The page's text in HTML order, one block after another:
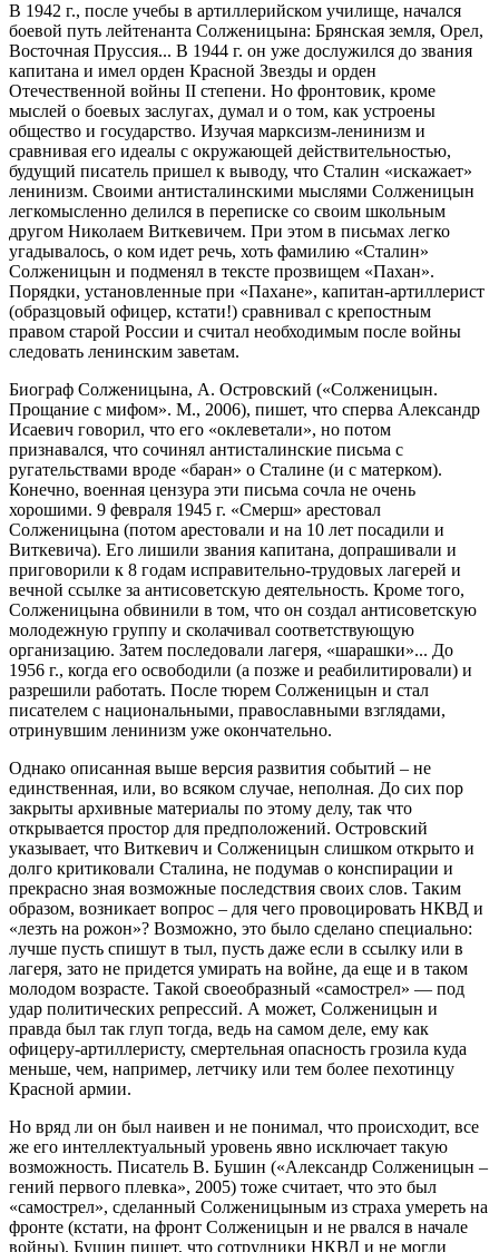
В 1942 г., после учебы в артиллерийском училище, начался
боевой путь лейтенанта Солженицына: Брянская земля, Орел,
Восточная Пруссия... В 1944 г. он уже дослужился до звания
капитана и имел орден Красной Звезды и орден
Отечественной войны II степени. Но фронтовик, кроме
мыслей о боевых заслугах, думал и о том, как устроены
общество и государство. Изучая марксизм-ленинизм и
сравнивая его идеалы с окружающей действительностью,
будущий писатель пришел к выводу, что Сталин «искажает»
ленинизм. Своими антисталинскими мыслями Солженицын
легкомысленно делился в переписке со своим школьным
другом Николаем Виткевичем. При этом в письмах легко
угадывалось, о ком идет речь, хоть фамилию «Сталин»
Солженицын и подменял в тексте прозвищем «Пахан».
Порядки, установленные при «Пахане», капитан-артиллерист
(образцовый офицер, кстати!) сравнивал с крепостным
правом старой России и считал необходимым после войны
следовать ленинским заветам.
Биограф Солженицына, А. Островский («Солженицын.
Прощание с мифом». М., 2006), пишет, что сперва Александр
Исаевич говорил, что его «оклеветали», но потом
признавался, что сочинял антисталинские письма с
ругательствами вроде «баран» о Сталине (и с матерком).
Конечно, военная цензура эти письма сочла не очень
хорошими. 9 февраля 1945 г. «Смерш» арестовал
Солженицына (потом арестовали и на 10 лет посадили и
Виткевича). Его лишили звания капитана, допрашивали и
приговорили к 8 годам исправительно-трудовых лагерей и
вечной ссылке за антисоветскую деятельность. Кроме того,
Солженицына обвинили в том, что он создал антисоветскую
молодежную группу и сколачивал соответствующую
организацию. Затем последовали лагеря, «шарашки»... До
1956 г., когда его освободили (а позже и реабилитировали) и
разрешили работать. После тюрем Солженицын и стал
писателем с национальными, православными взглядами,
отринувшим ленинизм уже окончательно.
Однако описанная выше версия развития событий – не
единственная, или, во всяком случае, неполная. До сих пор
закрыты архивные материалы по этому делу, так что
открывается простор для предположений. Островский
указывает, что Виткевич и Солженицын слишком открыто и
долго критиковали Сталина, не подумав о конспирации и
прекрасно зная возможные последствия своих слов. Таким
образом, возникает вопрос – для чего провоцировать НКВД и
«лезть на рожон»? Возможно, это было сделано специально:
лучше пусть спишут в тыл, пусть даже если в ссылку или в
лагеря, зато не придется умирать на войне, да еще и в таком
молодом возрасте. Такой своеобразный «самострел» — под
удар политических репрессий. А может, Солженицын и
правда был так глуп тогда, ведь на самом деле, ему как
офицеру-артиллеристу, смертельная опасность грозила куда
меньше, чем, например, летчику или тем более пехотинцу
Красной армии.
Но вряд ли он был наивен и не понимал, что происходит, все
же его интеллектуальный уровень явно исключает такую
возможность. Писатель В. Бушин («Александр Солженицын –
гений первого плевка», 2005) тоже считает, что это был
«самострел», сделанный Солженицыным из страха умереть на
фронте (кстати, на фронт Солженицын и не рвался в начале
войны). Бушин пишет, что сотрудники НКВД и не могли